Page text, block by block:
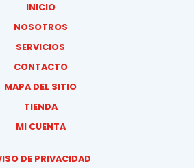
INICIO
NOSOTROS
SERVICIOS
CONTACTO
MAPA DEL SITIO
TIENDA
MI CUENTA
DE PRIVACIDAD